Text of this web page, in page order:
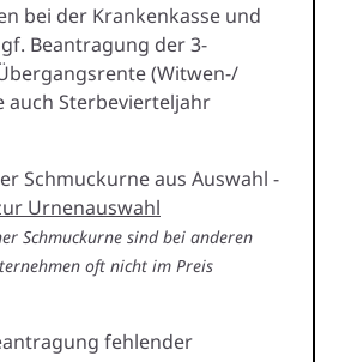
bei der Krankenkasse und
Beantragung der 3-
(Witwen-/
auch Sterbevierteljahr
Schmuckurne aus Auswahl -
Urnenauswahl
Schmuckurne sind bei anderen
oft nicht im Preis
fehlender